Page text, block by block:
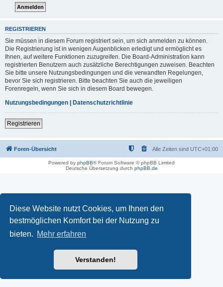
Diese Website nutzt Cookies, um Ihnen den
bestmöglichen Komfort bei der Nutzung zu
bieten. Mehr erfahren
Verstanden!
REGISTRIEREN
Sie müssen in diesem Forum registriert sein, um sich anmelden zu können.
Die Registrierung ist in wenigen Augenblicken erledigt und ermöglicht es
Ihnen, auf weitere Funktionen zuzugreifen. Die Board-Administration kann
registrierten Benutzern auch zusätzliche Berechtigungen zuweisen. Beachten
Sie bitte unsere Nutzungsbedingungen und die verwandten Regelungen,
bevor Sie sich registrieren. Bitte beachten Sie auch die jeweiligen
Forenregeln, wenn Sie sich in diesem Board bewegen.
Nutzungsbedingungen | Datenschutzrichtlinie
Registrieren
Foren-Übersicht Alle Zeiten sind UTC+01:00
Powered by phpBB® Forum Software © phpBB Limited
Deutsche Übersetzung durch phpBB.de